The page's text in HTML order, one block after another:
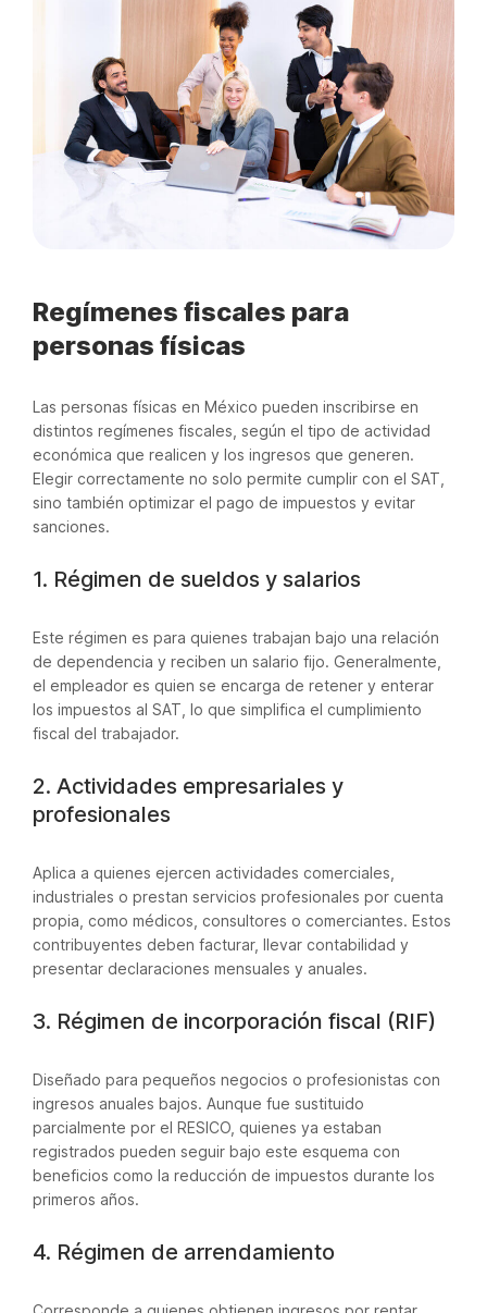
Regímenes fiscales para
personas físicas
Las personas físicas en México pueden inscribirse en
distintos regímenes fiscales, según el tipo de actividad
económica que realicen y los ingresos que generen.
Elegir correctamente no solo permite cumplir con el SAT,
sino también optimizar el pago de impuestos y evitar
sanciones.
1. Régimen de sueldos y salarios
Este régimen es para quienes trabajan bajo una relación
de dependencia y reciben un salario fijo. Generalmente,
el empleador es quien se encarga de retener y enterar
los impuestos al SAT, lo que simplifica el cumplimiento
fiscal del trabajador.
2. Actividades empresariales y
profesionales
Aplica a quienes ejercen actividades comerciales,
industriales o prestan servicios profesionales por cuenta
propia, como médicos, consultores o comerciantes. Estos
contribuyentes deben facturar, llevar contabilidad y
presentar declaraciones mensuales y anuales.
3. Régimen de incorporación fiscal (RIF)
Diseñado para pequeños negocios o profesionistas con
ingresos anuales bajos. Aunque fue sustituido
parcialmente por el RESICO, quienes ya estaban
registrados pueden seguir bajo este esquema con
beneficios como la reducción de impuestos durante los
primeros años.
4. Régimen de arrendamiento